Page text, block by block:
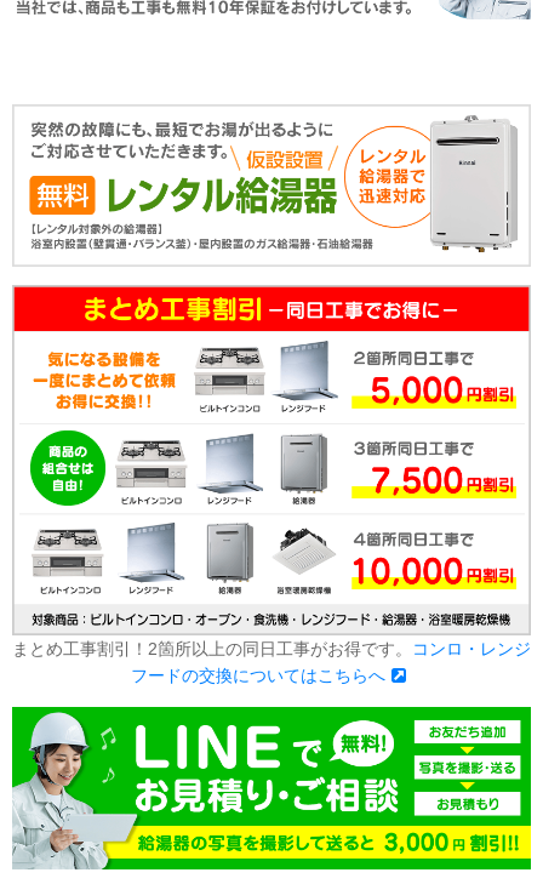
まとめ工事割引！2箇所以上の同日工事がお得です。
コンロ・レンジ
フードの交換についてはこちらへ